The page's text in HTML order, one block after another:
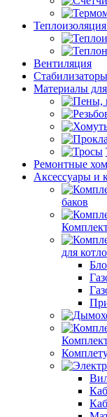
Вентиляция
Материалы
Ремонтные
Аксессуары и
баков
для